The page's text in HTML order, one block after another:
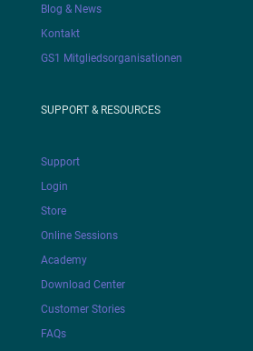
Blog & News
Kontakt
GS1 Mitgliedsorganisationen
SUPPORT & RESOURCES
Support
Login
Store
Online Sessions
Academy
Download Center
Customer Stories
FAQs